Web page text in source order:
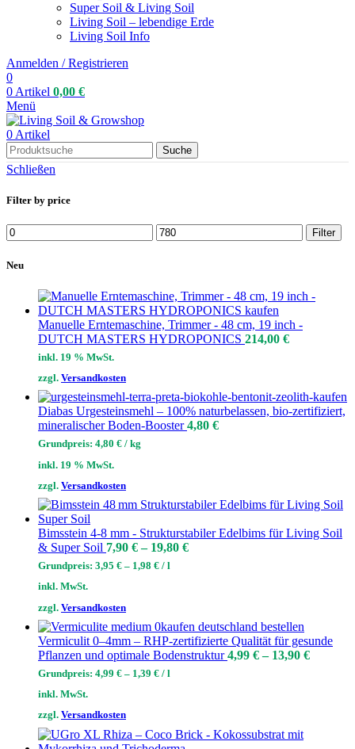
Super Soil & Living Soil
Living Soil – lebendige Erde
Living Soil Info
Anmelden / Registrieren
0
0 Artikel 0,00 €
Menü
0 Artikel
Suche
Schließen
Filter by price
Filter
Neu
Manuelle Erntemaschine, Trimmer - 48 cm, 19 inch -
DUTCH MASTERS HYDROPONICS 214,00 €
inkl. 19 % MwSt.
zzgl. Versandkosten
Diabas Urgesteinsmehl – 100% naturbelassen, bio-zertifiziert,
mineralischer Boden-Booster4,80 €
Grundpreis: 4,80 € / kg
inkl. 19 % MwSt.
zzgl. Versandkosten
Bimsstein 4-8 mm - Strukturstabiler Edelbims für Living Soil
& Super Soil 7,90 €– 19,80 €
Grundpreis: 3,95 € – 1,98 € / l
inkl. MwSt.
zzgl. Versandkosten
Vermiculit 0–4mm – RHP-zertifizierte Qualität für gesunde
Pflanzen und optimale Bodenstruktur4,99 €– 13,90 €
Grundpreis: 4,99 € – 1,39 € / l
inkl. MwSt.
zzgl. Versandkosten